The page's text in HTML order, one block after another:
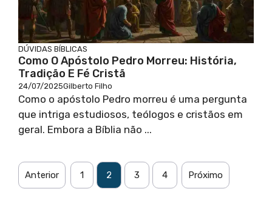
DÚVIDAS BÍBLICAS
Como O Apóstolo Pedro Morreu: História,
Tradição E Fé Cristã
24/07/2025Gilberto Filho
Como o apóstolo Pedro morreu é uma pergunta
que intriga estudiosos, teólogos e cristãos em
geral. Embora a Bíblia não ...
Anterior 1 2 3 4 Próximo